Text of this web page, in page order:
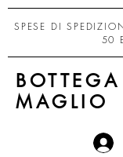
SPESE DI
50
BOTTEGA
MAGLIO